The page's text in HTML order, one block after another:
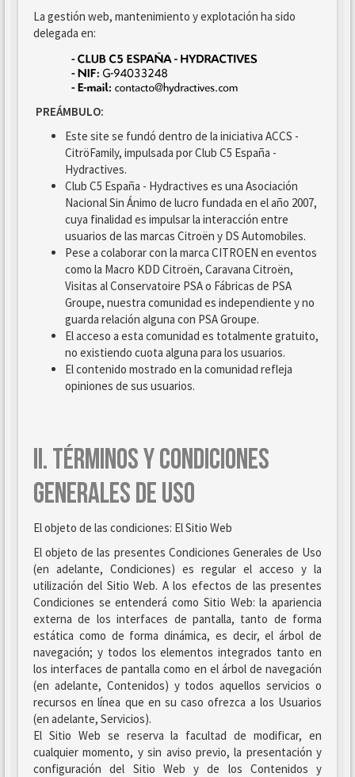
La gestión web, mantenimiento y explotación ha sido
delegada en:
PREÁMBULO:
Este site se fundó dentro de la iniciativa ACCS -
CitröFamily, impulsada por Club C5 España -
Hydractives.
Club C5 España - Hydractives es una Asociación
Nacional Sin Ánimo de lucro fundada en el año 2007,
cuya finalidad es impulsar la interacción entre
usuarios de las marcas Citroën y DS Automobiles.
Pese a colaborar con la marca CITROEN en eventos
como la Macro KDD Citroën, Caravana Citroën,
Visitas al Conservatoire PSA o Fábricas de PSA
Groupe, nuestra comunidad es independiente y no
guarda relación alguna con PSA Groupe.
El acceso a esta comunidad es totalmente gratuito,
no existiendo cuota alguna para los usuarios.
El contenido mostrado en la comunidad refleja
opiniones de sus usuarios.
II. TÉRMINOS Y CONDICIONES
GENERALES DE USO
El objeto de las condiciones: El Sitio Web
El objeto de las presentes Condiciones Generales de Uso
(en adelante, Condiciones) es regular el acceso y la
utilización del Sitio Web. A los efectos de las presentes
Condiciones se entenderá como Sitio Web: la apariencia
externa de los interfaces de pantalla, tanto de forma
estática como de forma dinámica, es decir, el árbol de
navegación; y todos los elementos integrados tanto en
los interfaces de pantalla como en el árbol de navegación
(en adelante, Contenidos) y todos aquellos servicios o
recursos en línea que en su caso ofrezca a los Usuarios
(en adelante, Servicios).
El Sitio Web se reserva la facultad de modificar, en
cualquier momento, y sin aviso previo, la presentación y
configuración del Sitio Web y de los Contenidos y